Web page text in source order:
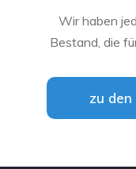
Wir haben
Bestand, die
zu